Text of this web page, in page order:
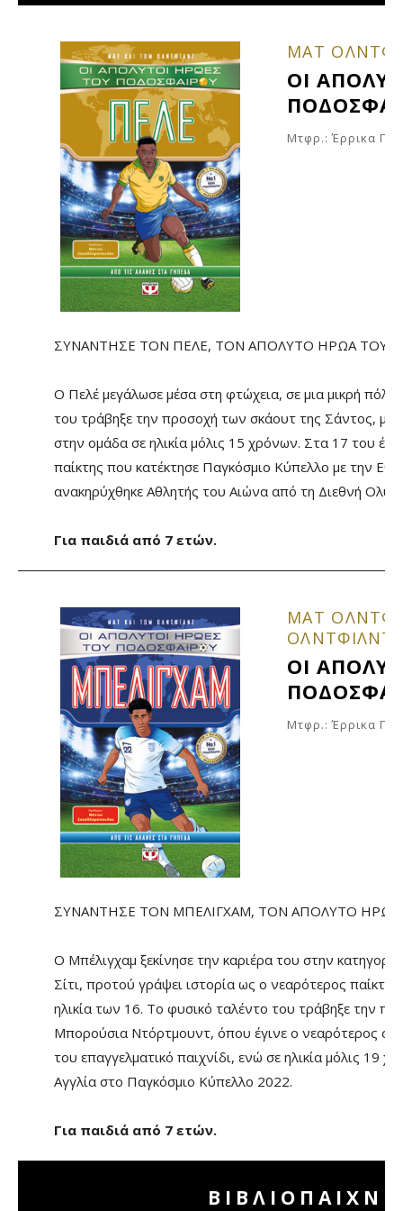
ΜΑΤ
ΟΙ
Μτφρ.: Έρρικα
ΣΥΝΑΝΤΗΣΕ ΤΟΝ ΠΕΛΕ, ΤΟΝ ΑΠΟΛΥΤΟ ΗΡΩΑ ΤΟΥ
Ο Πελέ μεγάλωσε μέσα στη φτώχεια, σε μια μικρή πόλη
του τράβηξε την προσοχή των σκάουτ της Σάντος, με
στην ομάδα σε ηλικία μόλις 15 χρόνων. Στα 17 του
παίκτης που κατέκτησε Παγκόσμιο Κύπελλο με την
ανακηρύχθηκε Αθλητής του Αιώνα από τη Διεθνή
Για παιδιά από 7 ετών.
ΜΑΤ
ΟΙ
Μτφρ.: Έρρικα
ΣΥΝΑΝΤΗΣΕ ΤΟΝ ΜΠΕΛΙΓΧΑΜ, ΤΟΝ ΑΠΟΛΥΤΟ
Ο Μπέλιγχαμ ξεκίνησε την καριέρα του στην
Σίτι, προτού γράψει ιστορία ως ο νεαρότερος
ηλικία των 16. Το φυσικό ταλέντο του τράβηξε την
Μπορούσια Ντόρτμουντ, όπου έγινε ο νεαρότερος
του επαγγελματικό παιχνίδι, ενώ σε ηλικία μόλις 19
Αγγλία στο Παγκόσμιο Κύπελλο 2022.
Για παιδιά από 7 ετών.